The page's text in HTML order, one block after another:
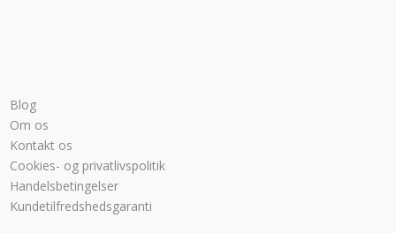
Blog
Om os
Kontakt os
Cookies- og privatlivspolitik
Handelsbetingelser
Kundetilfredshedsgaranti